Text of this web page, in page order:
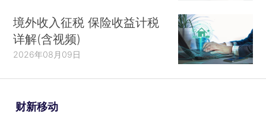
境外收入征税 保险收益计税
详解(含视频)
2026年08月09日
财新移动